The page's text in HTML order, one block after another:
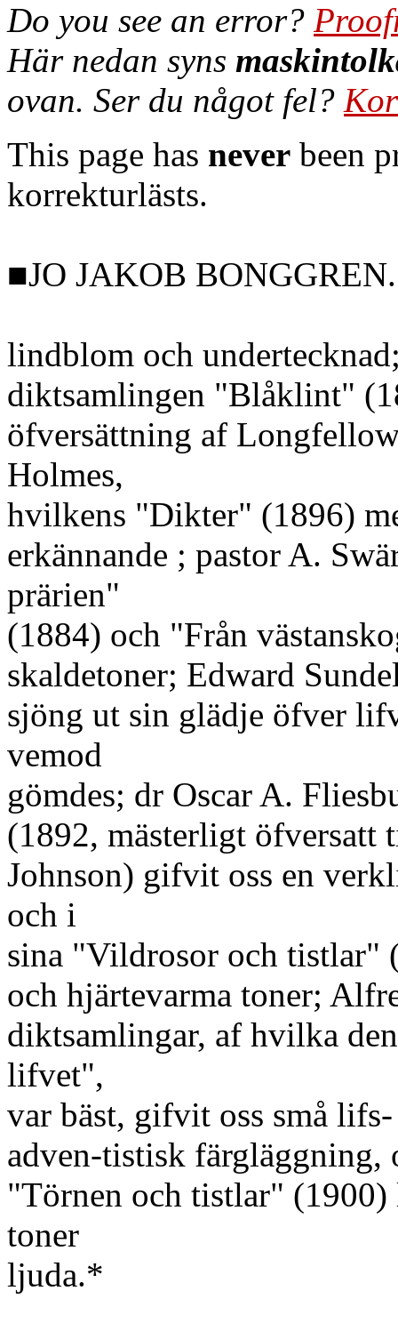
Do you see an error?
Här nedan syns
ovan. Ser du något fel?
This page has never been
korrekturlästs.
■JO JAKOB BONGGREN.
lindblom och
diktsamlingen "Blåklint"
öfversättning af
Holmes,
hvilkens "Dikter" (1896)
erkännande ; pastor A.
prärien"
(1884) och "Från
skaldetoner; Edward
sjöng ut sin glädje öfver
vemod
gömdes; dr Oscar A.
(1892, mästerligt öfversatt
Johnson) gifvit oss en
och i
sina "Vildrosor och tistlar"
och hjärtevarma toner;
diktsamlingar, af hvilka
lifvet",
var bäst, gifvit oss små
adven-tistisk
"Törnen och tistlar"
toner
ljuda.*